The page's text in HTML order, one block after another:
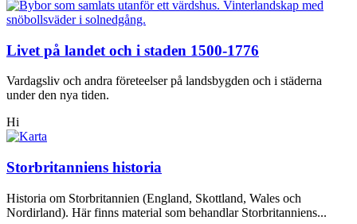
Livet på landet och i staden 1500-1776
Vardagsliv och andra företeelser på landsbygden och i städerna
under den nya tiden.
Hi
Storbritanniens historia
Historia om Storbritannien (England, Skottland, Wales och
Nordirland). Här finns material som behandlar Storbritanniens...